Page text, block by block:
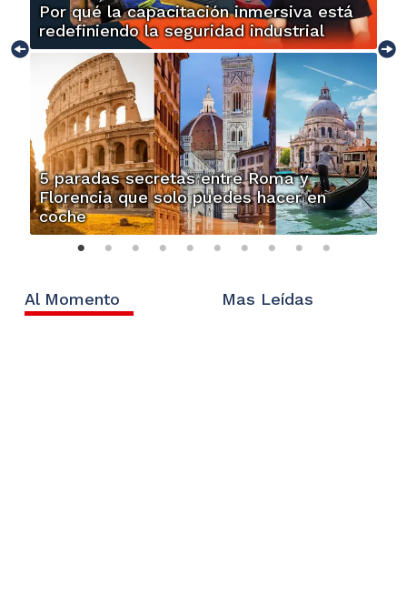
Por qué la capacitación inmersiva está
redefiniendo la seguridad industrial
5 paradas secretas entre Roma y
Florencia que solo puedes hacer en
coche
Al Momento Mas Leídas